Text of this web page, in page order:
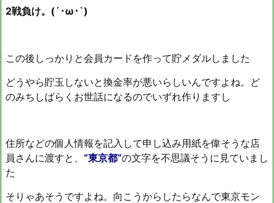
2戦負け。(´･ω･`)
この後しっかりと会員カードを作って貯メダルしました
どうやら貯玉しないと換金率が悪いらしいんですよね。ど
のみちしばらくお世話になるのでいずれ作りますし
住所などの個人情報を記入して申し込み用紙を偉そうな店
員さんに渡すと、 “東京都“の文字を不思議そうに見ていまし
た
そりゃあそうですよね。向こうからしたらなんで東京モン